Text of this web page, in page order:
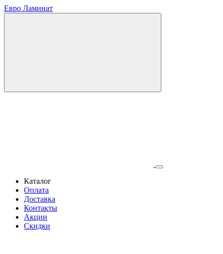
Евро Ламинат
Каталог
Оплата
Доставка
Контакты
Акции
Скидки